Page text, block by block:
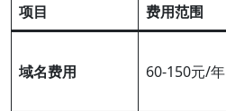
项目 费用范围
域名费用 60-150元/年